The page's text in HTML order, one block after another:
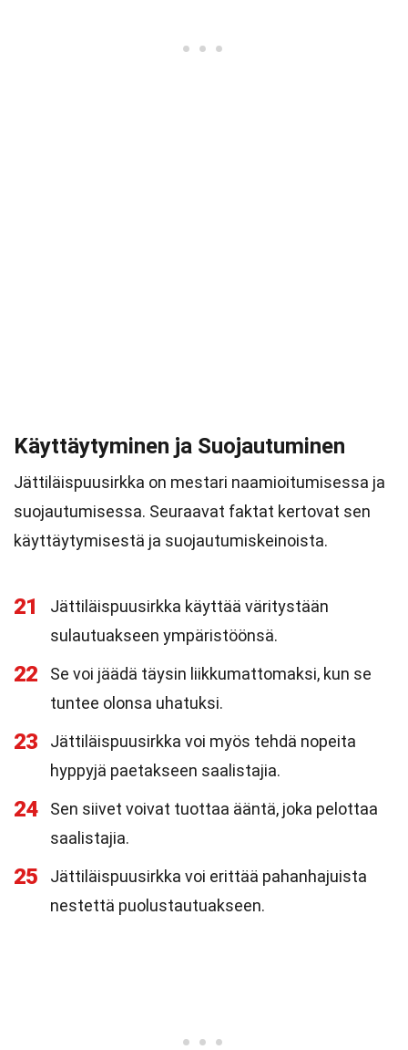
Käyttäytyminen ja Suojautuminen
Jättiläispuusirkka on mestari naamioitumisessa ja
suojautumisessa. Seuraavat faktat kertovat sen
käyttäytymisestä ja suojautumiskeinoista.
21
Jättiläispuusirkka käyttää väritystään
sulautuakseen ympäristöönsä.
22
Se voi jäädä täysin liikkumattomaksi, kun se
tuntee olonsa uhatuksi.
23
Jättiläispuusirkka voi myös tehdä nopeita
hyppyjä paetakseen saalistajia.
24
Sen siivet voivat tuottaa ääntä, joka pelottaa
saalistajia.
25
Jättiläispuusirkka voi erittää pahanhajuista
nestettä puolustautuakseen.